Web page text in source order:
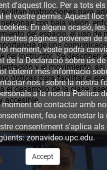
instrucciones para
con baja visión,
del espacio, el uso de
de una
del instructor. Se describen
y el movimiento,
ópticas para facilitar el
el desarrollo de la clase,
accesible.
d'aquest lloc. Per a tots
el vostre permís. Aquest
En alguna ocasió,
pàgines provenen de
moment, vostè podrà
de la Declaració sobre ús
obtenir més informació
nos i sobre la nostra
a la nostra Política
moment de contactar amb
feu-ne constar
consentiment s'aplica
zonavideo.upc.edu.
Accept